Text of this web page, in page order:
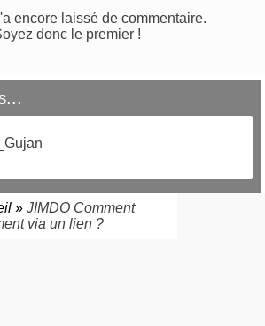
encore laissé de commentaire.
donc le premier !
» JIMDO Comment
via un lien ?